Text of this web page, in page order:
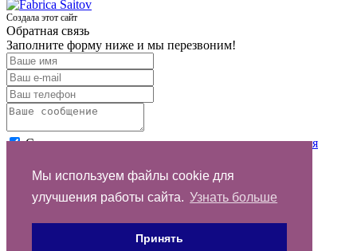
Мы используем файлы cookie для
улучшения работы сайта. Узнать больше
Принять
Создала этот сайт
Обратная связь
Заполните форму ниже и мы перезвоним!
Согласен с условиямипользовательского соглашения
Спасибо за обращение